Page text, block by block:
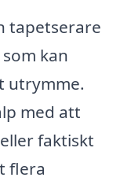
tapetserare
kan
utrymme.
med att
faktiskt
flera